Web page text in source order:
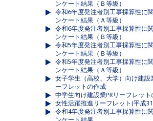
ンケート結果（Ｂ等級）
令和6年度発注者別工事採算性に
ンケート結果（Ａ等級）
令和6年度発注者別工事採算性に
ンケート結果（Ｂ等級）
令和5年度発注者別工事採算性に
ンケート結果（Ｂ等級）
令和5年度発注者別工事採算性に
ンケート結果（Ａ等級）
女子学生（高校、大学）向け建設
ーフレットの作成
中学生向け建設業PRリーフレット
女性活躍推進リーフレット(平成
令和4年度発注者別工事採算性に